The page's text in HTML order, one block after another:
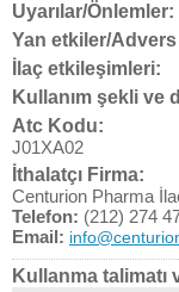
Uyarılar/Önlemler:
Yan etkiler/
İlaç etkileşimleri:
Kullanım şekli ve
Atc Kodu:
J01XA02
İthalatçı Firma:
Centurion Pharma
Telefon: (212) 274
Email:
Kullanma talimatı